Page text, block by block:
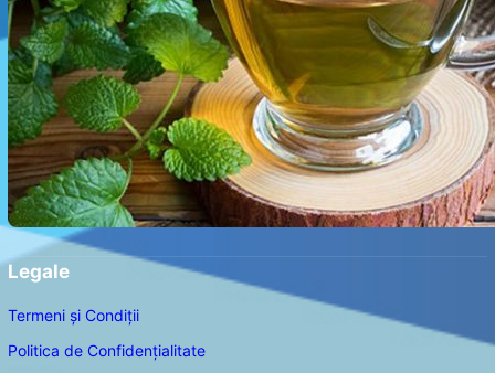
Legale
Termeni și Condiții
Politica de Confidențialitate